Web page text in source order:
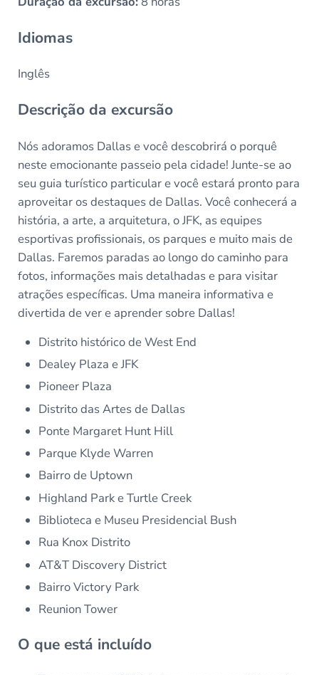
Idiomas
Inglês
Descrição da excursão
Nós adoramos Dallas e você descobrirá o porquê
neste emocionante passeio pela cidade! Junte-se ao
seu guia turístico particular e você estará pronto para
aproveitar os destaques de Dallas. Você conhecerá a
história, a arte, a arquitetura, o JFK, as equipes
esportivas profissionais, os parques e muito mais de
Dallas. Faremos paradas ao longo do caminho para
fotos, informações mais detalhadas e para visitar
atrações específicas. Uma maneira informativa e
divertida de ver e aprender sobre Dallas!
Distrito histórico de West End
Dealey Plaza e JFK
Pioneer Plaza
Distrito das Artes de Dallas
Ponte Margaret Hunt Hill
Parque Klyde Warren
Bairro de Uptown
Highland Park e Turtle Creek
Biblioteca e Museu Presidencial Bush
Rua Knox Distrito
AT&T Discovery District
Bairro Victory Park
Reunion Tower
O que está incluído